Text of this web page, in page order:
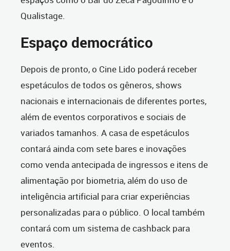
Qualistage.
Espaço democrático
Depois de pronto, o Cine Lido poderá receber
espetáculos de todos os gêneros, shows
nacionais e internacionais de diferentes portes,
além de eventos corporativos e sociais de
variados tamanhos. A casa de espetáculos
contará ainda com sete bares e inovações
como venda antecipada de ingressos e itens de
alimentação por biometria, além do uso de
inteligência artificial para criar experiências
personalizadas para o público. O local também
contará com um sistema de cashback para
eventos.